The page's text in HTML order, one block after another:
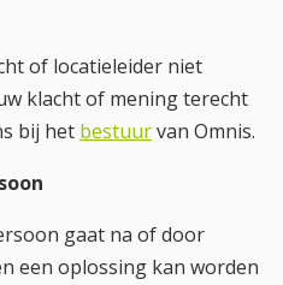
of locatieleider niet
klacht of mening terecht
bij het bestuurvan Omnis.
gaat na of door
een oplossing kan worden